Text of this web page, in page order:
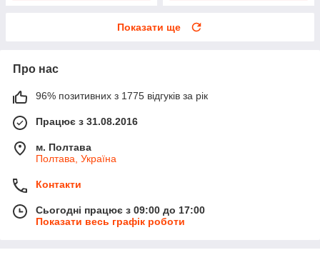
Показати ще
Про нас
96% позитивних з 1775 відгуків за рік
Працює з 31.08.2016
м. Полтава
Полтава, Україна
Контакти
Сьогодні працює з 09:00 до 17:00
Показати весь графік роботи